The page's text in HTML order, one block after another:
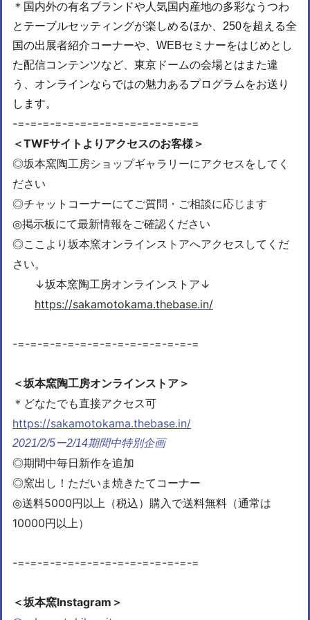
＊国内外の有名ブランドや人気国内産地の多彩なうつわ
とテーブルセッティングが楽しめるほか、250を超える全
国の出展者紹介コーナーや、WEBセミナーをはじめとし
た配信コンテンツなど、東京ドームの会場とはまた違
う、オンラインならではの魅力あるプログラムをお送り
します。
-=-=-=-=-=-=-=-=-=-=-=-=-=-=-=
＜TWFサイトよりアクセスのお客様＞
◎坂本窯陶工房ショップギャラリーにアクセスをしてく
ださい
◎チャットコーナーにてご質問・ご相談に応じます
◎掲示板にて最新情報をご確認ください
◎ここより坂本窯オンラインストアへアクセスしてくだ
さい。
↓坂本窯陶工房オンラインストア↓
https://sakamotokama.thebase.in/
-=-=-=-=-=-=-=-=-=-=-=-=-=-=-=
＜坂本窯陶工房オンラインストア＞
＊どなたでも直接アクセス可
https://sakamotokama.thebase.in/
2021/2/5ー2/14期間中特別企画
◎期間中毎日新作を追加
◎窯出し！ただいま焼きたてコーナー
◎送料5000円以上（税込）購入で送料無料（通常は
10000円以上）
-=-=-=-=-=-=-=-=-=-=-=-=-=-=-=
＜坂本窯Instagram＞